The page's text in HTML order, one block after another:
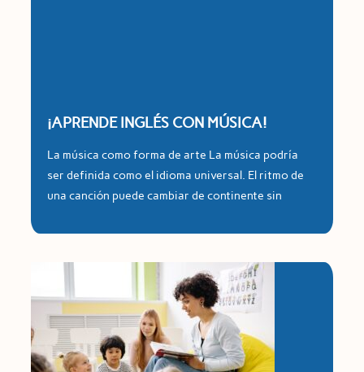
¡APRENDE INGLÉS CON MÚSICA!
La música como forma de arte La música podría
ser definida como el idioma universal. El ritmo de
una canción puede cambiar de continente sin